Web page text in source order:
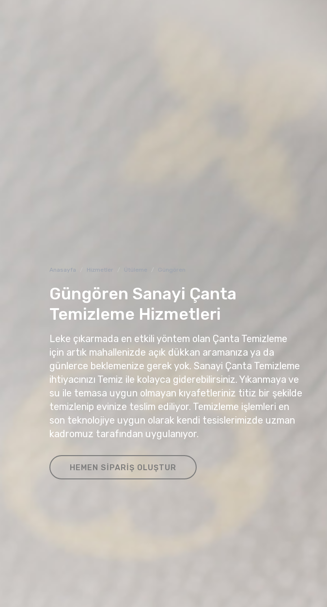
Anasayfa Hizmetler Ütüleme Güngören
Güngören Sanayi Çanta
Temizleme Hizmetleri
Leke çıkarmada en etkili yöntem olan Çanta Temizleme
için artık mahallenizde açık dükkan aramanıza ya da
günlerce beklemenize gerek yok. Sanayi Çanta Temizleme
ihtiyacınızı Temiz ile kolayca giderebilirsiniz. Yıkanmaya ve
su ile temasa uygun olmayan kıyafetleriniz titiz bir şekilde
temizlenip evinize teslim ediliyor. Temizleme işlemleri en
son teknolojiye uygun olarak kendi tesislerimizde uzman
kadromuz tarafından uygulanıyor.
HEMEN SIPARIŞ OLUŞTUR